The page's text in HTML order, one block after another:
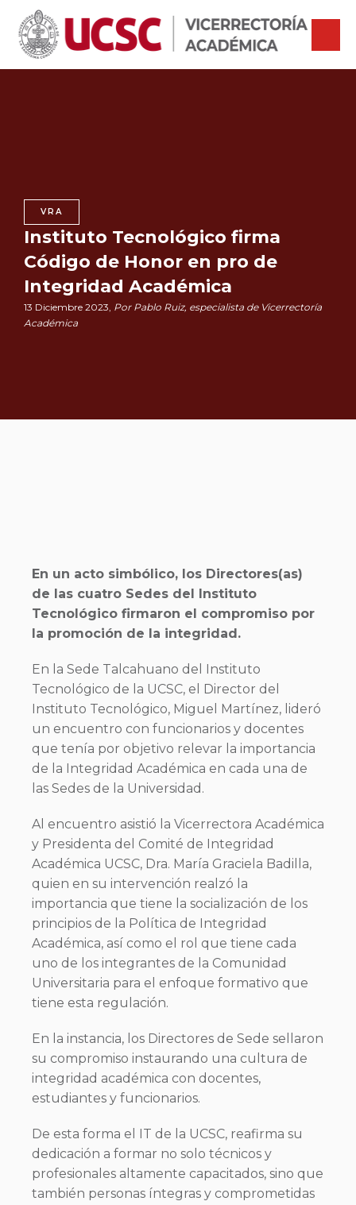
VRA
Instituto Tecnológico firma
Código de Honor en pro de
Integridad Académica
13 Diciembre 2023, Por Pablo Ruiz, especialista de Vicerrectoría
Académica
En un acto simbólico, los Directores(as)
de las cuatro Sedes del Instituto
Tecnológico firmaron el compromiso por
la promoción de la integridad.
En la Sede Talcahuano del Instituto
Tecnológico de la UCSC, el Director del
Instituto Tecnológico, Miguel Martínez, lideró
un encuentro con funcionarios y docentes
que tenía por objetivo relevar la importancia
de la Integridad Académica en cada una de
las Sedes de la Universidad.
Al encuentro asistió la Vicerrectora Académica
y Presidenta del Comité de Integridad
Académica UCSC, Dra. María Graciela Badilla,
quien en su intervención realzó la
importancia que tiene la socialización de los
principios de la Política de Integridad
Académica, así como el rol que tiene cada
uno de los integrantes de la Comunidad
Universitaria para el enfoque formativo que
tiene esta regulación.
En la instancia, los Directores de Sede sellaron
su compromiso instaurando una cultura de
integridad académica con docentes,
estudiantes y funcionarios.
De esta forma el IT de la UCSC, reafirma su
dedicación a formar no solo técnicos y
profesionales altamente capacitados, sino que
también personas íntegras y comprometidas